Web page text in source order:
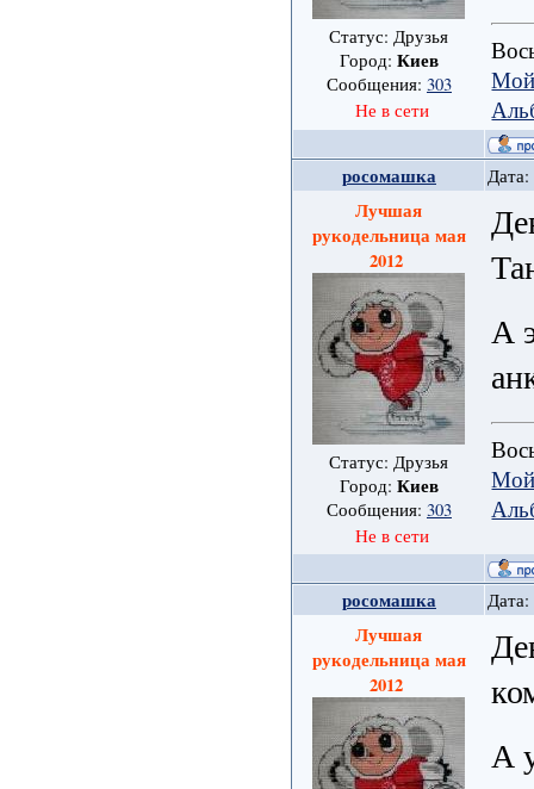
Статус: Друзья
Город: Киев
Сообщения: 303
Не в сети
росомашка Дата:
Лучшая
рукодельница мая
2012
Статус: Друзья
Город: Киев
Сообщения: 303
Не в сети
А
росомашка
Лучшая
рукодельница мая
2012
А